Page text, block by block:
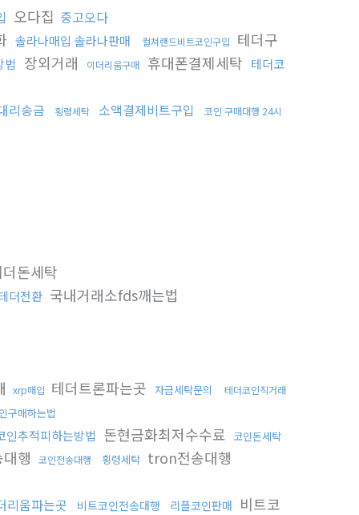
오다집 중고오다
솔라나매입 솔라나판매 컬쳐랜드비트코인구입
테더구
법 장외거래 이더리움구매 휴대폰결제세탁 테더코
리송금 횡령세탁 소액결제비트구입 코인 구매대행 24시
돈세탁
더전환 국내거래소fds깨는법
xrp매입 테더트론파는곳 자금세탁문의 테더코인직거래
구매하는법
인추적피하는방법 돈현금화최저수수료 코인돈세탁
행 코인전송대행 횡령세탁 tron전송대행
리움파는곳 비트코인전송대행 리플코인판매 비트코